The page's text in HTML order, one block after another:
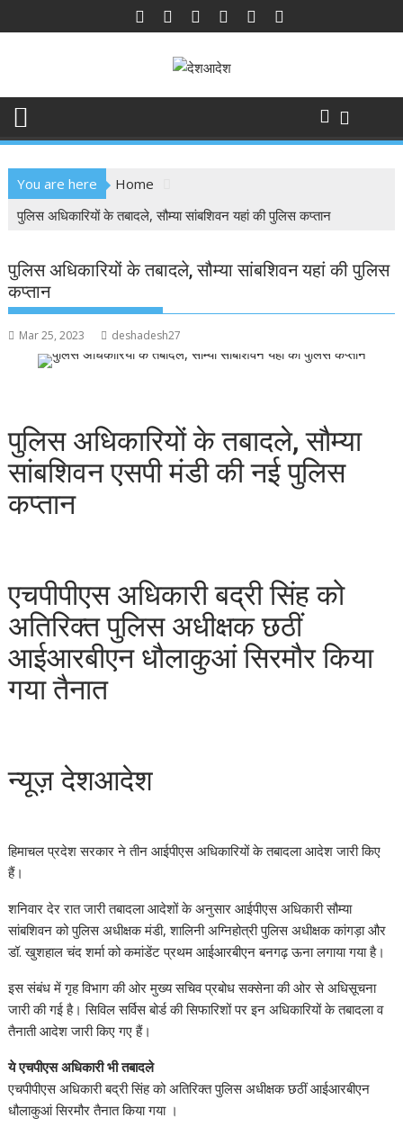
to
You are here
Home
पुलिस अधिकारियों के तबादले, सौम्या सांबशिवन यहां की पुलिस कप्तान
पुलिस अधिकारियों के तबादले, सौम्या सांबशिवन यहां की पुलिस
कप्तान
Mar 25, 2023 deshadesh27
पुलिस अधिकारियों के तबादले, सौम्या
सांबशिवन एसपी मंडी की नई पुलिस
कप्तान
एचपीपीएस अधिकारी बद्री सिंह को
अतिरिक्त पुलिस अधीक्षक छठीं
आईआरबीएन धौलाकुआं सिरमौर किया
गया तैनात
न्यूज़ देशआदेश
हिमाचल प्रदेश सरकार ने तीन आईपीएस अधिकारियों के तबादला आदेश जारी किए
हैं।
शनिवार देर रात जारी तबादला आदेशों के अनुसार आईपीएस अधिकारी सौम्या
सांबशिवन को पुलिस अधीक्षक मंडी, शालिनी अग्निहोत्री पुलिस अधीक्षक कांगड़ा और
डॉ. खुशहाल चंद शर्मा को कमांडेंट प्रथम आईआरबीएन बनगढ़ ऊना लगाया गया है।
इस संबंध में गृह विभाग की ओर मुख्य सचिव प्रबोध सक्सेना की ओर से अधिसूचना
जारी की गई है। सिविल सर्विस बोर्ड की सिफारिशों पर इन अधिकारियों के तबादला व
तैनाती आदेश जारी किए गए हैं।
ये एचपीएस अधिकारी भी तबादले
एचपीपीएस अधिकारी बद्री सिंह को अतिरिक्त पुलिस अधीक्षक छठीं आईआरबीएन
धौलाकुआं सिरमौर तैनात किया गया ।